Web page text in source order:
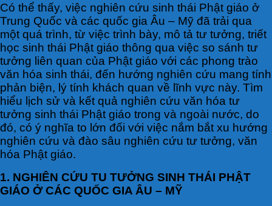
Có thể thấy, việc nghiên cứu sinh thái Phật giáo ở
Trung Quốc và các quốc gia Âu – Mỹ đã trải qua
một quá trình, từ việc trình bày, mô tả tư tưởng, triết
học sinh thái Phật giáo thông qua việc so sánh tư
tưởng liên quan của Phật giáo với các phong trào
văn hóa sinh thái, đến hướng nghiên cứu mang tính
phản biện, lý tính khách quan về lĩnh vực này. Tìm
hiểu lịch sử và kết quả nghiên cứu văn hóa tư
tưởng sinh thái Phật giáo trong và ngoài nước, do
đó, có ý nghĩa to lớn đối với việc nắm bắt xu hướng
nghiên cứu và đào sâu nghiên cứu tư tưởng, văn
hóa Phật giáo.
1. NGHIÊN CỨU TU TƯỞNG SINH THÁI PHẬT
GIÁO Ở CÁC QUỐC GIA ÂU – MỸ